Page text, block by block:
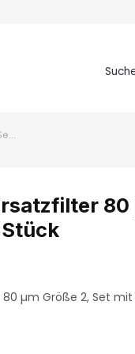
Grünbeck Ersatzfilter 80 µm Größe 2, Set mit 2 Stück
80
von 4.73
µm Größe 2, Set mit